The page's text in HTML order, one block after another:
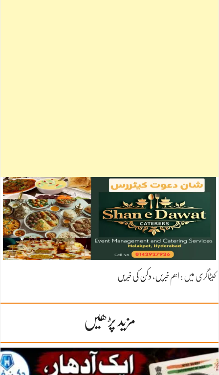
کیٹاگری میں : اہم خبریں ، دکن کی خبریں
مزید پڑھیں